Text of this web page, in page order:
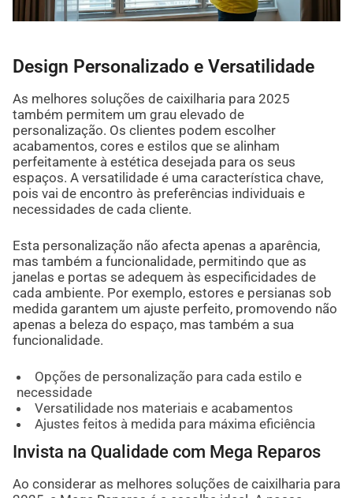
Design Personalizado e Versatilidade
As melhores soluções de caixilharia para 2025
também permitem um grau elevado de
personalização. Os clientes podem escolher
acabamentos, cores e estilos que se alinham
perfeitamente à estética desejada para os seus
espaços. A versatilidade é uma característica chave,
pois vai de encontro às preferências individuais e
necessidades de cada cliente.
Esta personalização não afecta apenas a aparência,
mas também a funcionalidade, permitindo que as
janelas e portas se adequem às especificidades de
cada ambiente. Por exemplo, estores e persianas sob
medida garantem um ajuste perfeito, promovendo não
apenas a beleza do espaço, mas também a sua
funcionalidade.
Opções de personalização para cada estilo e
necessidade
Versatilidade nos materiais e acabamentos
Ajustes feitos à medida para máxima eficiência
Invista na Qualidade com Mega Reparos
Ao considerar as melhores soluções de caixilharia para